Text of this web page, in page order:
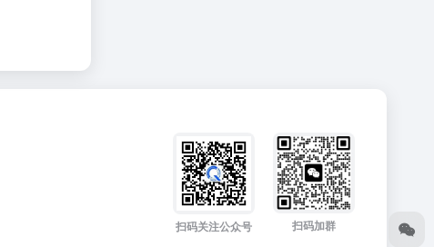
扫码关注公众号 扫码加群